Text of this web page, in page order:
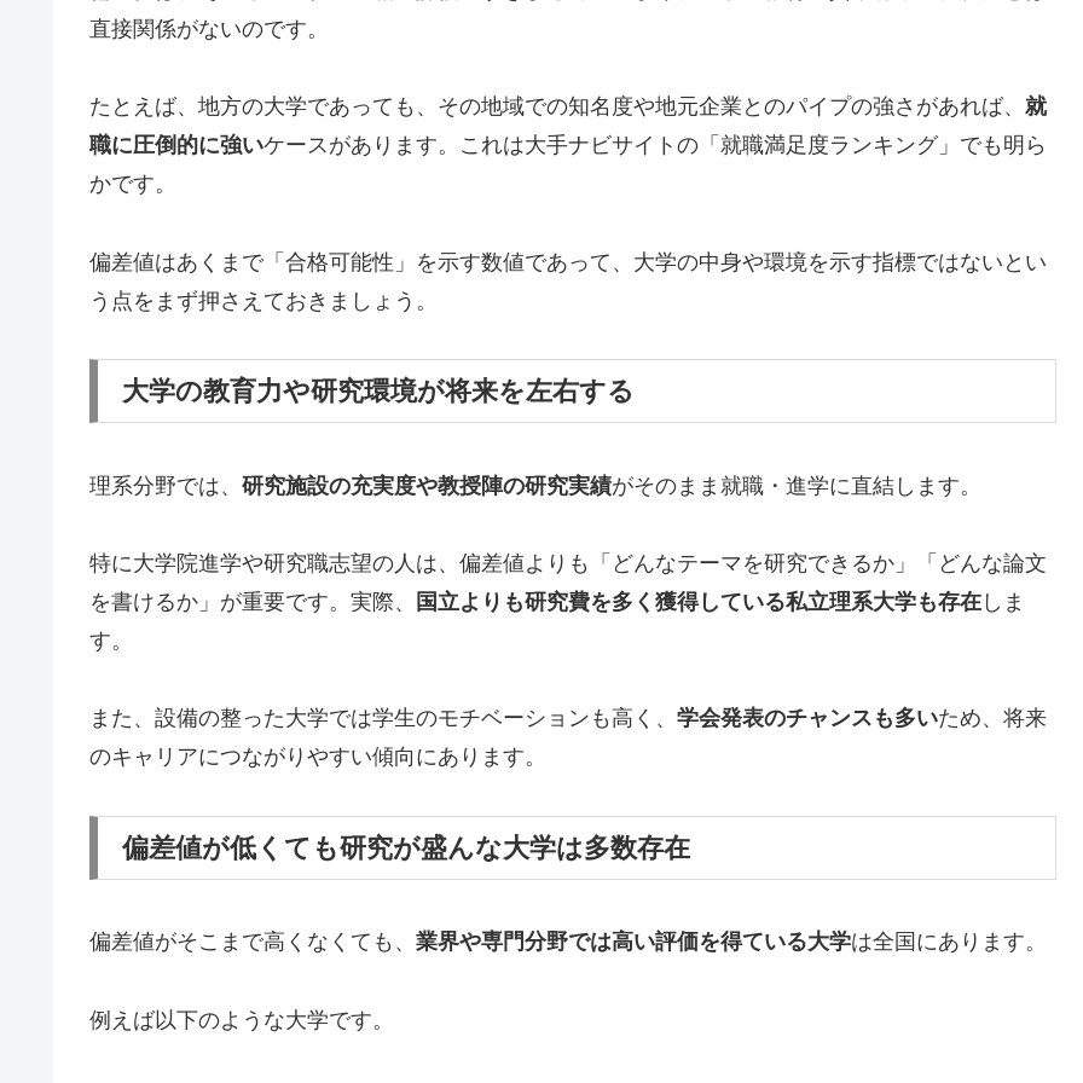
直接関係がないのです。
たとえば、地方の大学であっても、その地域での知名度や地元企業とのパイプの強さがあれば、 就
職に圧倒的に強いケースがあります。これは大手ナビサイトの「就職満足度ランキング」でも明ら
かです。
偏差値はあくまで「合格可能性」を示す数値であって、大学の中身や環境を示す指標ではないとい
う点をまず押さえておきましょう。
大学の教育力や研究環境が将来を左右する
理系分野では、 研究施設の充実度や教授陣の研究実績がそのまま就職・進学に直結します。
特に大学院進学や研究職志望の人は、偏差値よりも「どんなテーマを研究できるか」「どんな論文
を書けるか」が重要です。実際、
国立よりも研究費を多く獲得している私立理系大学も存在 しま
す。
また、設備の整った大学では学生のモチベーションも高く、 学会発表のチャンスも多いため、将来
のキャリアにつながりやすい傾向にあります。
偏差値が低くても研究が盛んな大学は多数存在
偏差値がそこまで高くなくても、 業界や専門分野では高い評価を得ている大学は全国にあります。
例えば以下のような大学です。